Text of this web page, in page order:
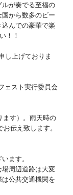
が奏でる至福の
から数多のビー
んでの豪華で楽
！！
し上げておりま
ェスト実行委員会
ます）。雨天時の
伝え致します。
ます。
場周辺道路は大変
公共交通機関を